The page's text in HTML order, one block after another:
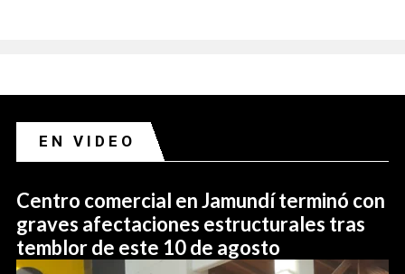
EN VIDEO
Centro comercial en Jamundí terminó con
graves afectaciones estructurales tras
temblor de este 10 de agosto